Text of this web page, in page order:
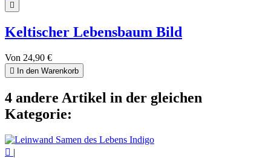

Keltischer Lebensbaum Bild
Von 24,90 €
 In den Warenkorb
4 andere Artikel in der gleichen
Kategorie:
 |